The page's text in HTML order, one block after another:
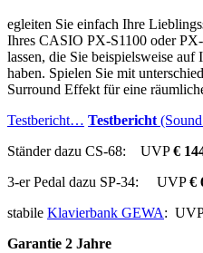
egleiten Sie einfach Ihre
Ihres CASIO PX-S1100 oder
lassen, die Sie beispielsweise auf
haben. Spielen Sie mit
Surround Effekt für eine
Testbericht… Testbericht
Ständer dazu CS-68: UVP€
3-er Pedal dazu SP-34: UVP€
stabile Klavierbank GEWA:
Garantie 2 Jahre